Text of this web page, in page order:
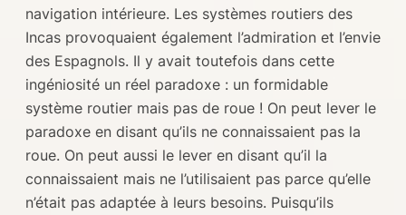
navigation intérieure. Les systèmes routiers des
Incas provoquaient également l’admiration et l’envie
des Espagnols. Il y avait toutefois dans cette
ingéniosité un réel paradoxe : un formidable
système routier mais pas de roue ! On peut lever le
paradoxe en disant qu’ils ne connaissaient pas la
roue. On peut aussi le lever en disant qu’il la
connaissaient mais ne l’utilisaient pas parce qu’elle
n’était pas adaptée à leurs besoins. Puisqu’ils